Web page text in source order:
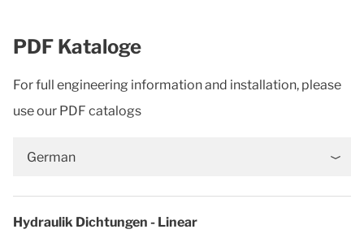
PDF Kataloge
For full engineering information and installation, please
use our PDF catalogs
German
Hydraulik Dichtungen - Linear